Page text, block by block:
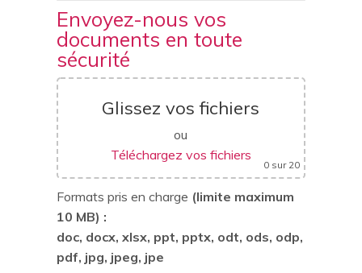
Envoyez-nous vos
documents en toute
sécurité
Glissez vos fichiers
ou
Téléchargez vos fichiers
0sur 20
Formats pris en charge (limite maximum
10 MB) :
doc, docx, xlsx, ppt, pptx, odt, ods, odp,
pdf, jpg, jpeg, jpe